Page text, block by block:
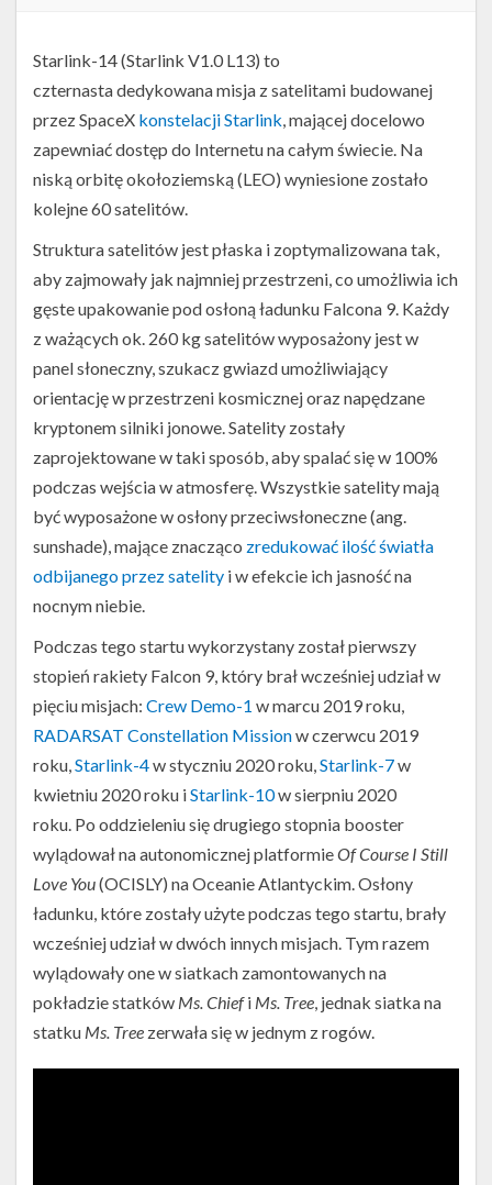
Starlink-14 (Starlink V1.0 L13) to
czternasta dedykowana misja z satelitami budowanej
przez SpaceX konstelacji Starlink, mającej docelowo
zapewniać dostęp do Internetu na całym świecie. Na
niską orbitę okołoziemską (LEO) wyniesione zostało
kolejne 60 satelitów.
Struktura satelitów jest płaska i zoptymalizowana tak,
aby zajmowały jak najmniej przestrzeni, co umożliwia ich
gęste upakowanie pod osłoną ładunku Falcona 9. Każdy
z ważących ok. 260 kg satelitów wyposażony jest w
panel słoneczny, szukacz gwiazd umożliwiający
orientację w przestrzeni kosmicznej oraz napędzane
kryptonem silniki jonowe. Satelity zostały
zaprojektowane w taki sposób, aby spalać się w 100%
podczas wejścia w atmosferę. Wszystkie satelity mają
być wyposażone w osłony przeciwsłoneczne (ang.
sunshade), mające znacząco zredukować ilość światła
odbijanego przez satelity i w efekcie ich jasność na
nocnym niebie.
Podczas tego startu wykorzystany został pierwszy
stopień rakiety Falcon 9, który brał wcześniej udział w
pięciu misjach: Crew Demo-1 w marcu 2019 roku,
RADARSAT Constellation Missionw czerwcu 2019
roku,Starlink-4w styczniu 2020 roku,Starlink-7w
kwietniu 2020 roku iStarlink-10w sierpniu 2020
roku. Po oddzieleniu się drugiego stopnia booster
wylądował na autonomicznej platformieOf Course I Still
Love You(OCISLY) na Oceanie Atlantyckim. Osłony
ładunku, które zostały użyte podczas tego startu, brały
wcześniej udział w dwóch innych misjach. Tym razem
wylądowały one w siatkach zamontowanych na
pokładzie statków Ms. Chiefi Ms. Tree, jednak siatka na
statku Ms. Tree zerwała się w jednym z rogów.